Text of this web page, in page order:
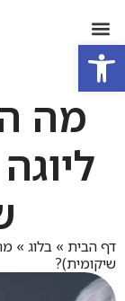
פתח סרגל נגישות
מה
דף הבית » בלוג »
שיקומית)?